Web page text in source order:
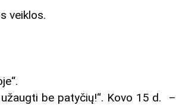
veiklos.
be patyčių!“. Kovo 15 d. –